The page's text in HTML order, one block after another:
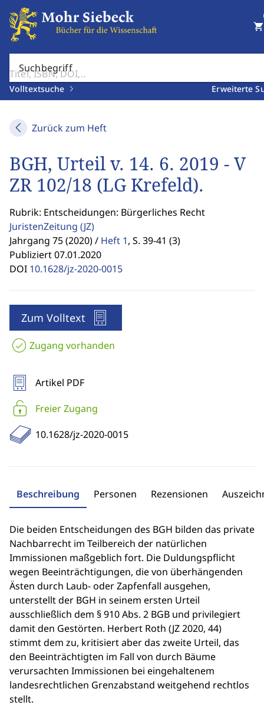
Suchbegriff
Volltextsuche Erweiterte
shopping_cart
Zurück zum Heft
BGH, Urteil v. 14. 6. 2019 - V
ZR 102/18 (LG Krefeld).
Rubrik: Entscheidungen: Bürgerliches Recht
JuristenZeitung (JZ)
Jahrgang 75 (2020) / Heft 1, S. 39-41 (3)
Publiziert 07.01.2020
DOI 10.1628/jz-2020-0015
Zum Volltext
Zugang vorhanden
Artikel PDF
Freier Zugang
10.1628/jz-2020-0015
Beschreibung Personen Rezensionen
Die beiden Entscheidungen des BGH bilden das private
Nachbarrecht im Teilbereich der natürlichen
Immissionen maßgeblich fort. Die Duldungspflicht
wegen Beeinträchtigungen, die von überhängenden
Ästen durch Laub- oder Zapfenfall ausgehen,
unterstellt der BGH in seinem ersten Urteil
ausschließlich dem § 910 Abs. 2 BGB und privilegiert
damit den Gestörten. Herbert Roth (JZ 2020, 44)
stimmt dem zu, kritisiert aber das zweite Urteil, das
den Beeinträchtigten im Fall von durch Bäume
verursachten Immissionen bei eingehaltenem
landesrechtlichen Grenzabstand weitgehend rechtlos
stellt.